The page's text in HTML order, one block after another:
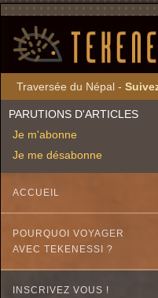
Traversée du Népal -
PARUTIONS D'ARTICLES
Je m'abonne
Je me désabonne
ACCUEIL
POURQUOI VOYAGER
AVEC TEKENESSI ?
INSCRIVEZ VOUS !